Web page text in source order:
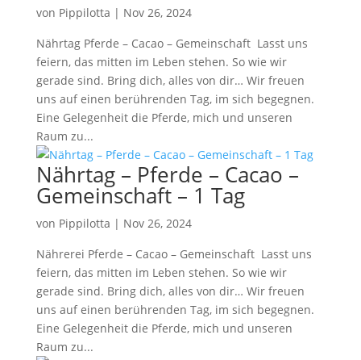
von Pippilotta | Nov 26, 2024
Nährtag Pferde – Cacao – Gemeinschaft Lasst uns
feiern, das mitten im Leben stehen. So wie wir
gerade sind. Bring dich, alles von dir… Wir freuen
uns auf einen berührenden Tag, im sich begegnen.
Eine Gelegenheit die Pferde, mich und unseren
Raum zu...
Nährtag – Pferde – Cacao –
Gemeinschaft – 1 Tag
von Pippilotta | Nov 26, 2024
Nährerei Pferde – Cacao – Gemeinschaft Lasst uns
feiern, das mitten im Leben stehen. So wie wir
gerade sind. Bring dich, alles von dir… Wir freuen
uns auf einen berührenden Tag, im sich begegnen.
Eine Gelegenheit die Pferde, mich und unseren
Raum zu...